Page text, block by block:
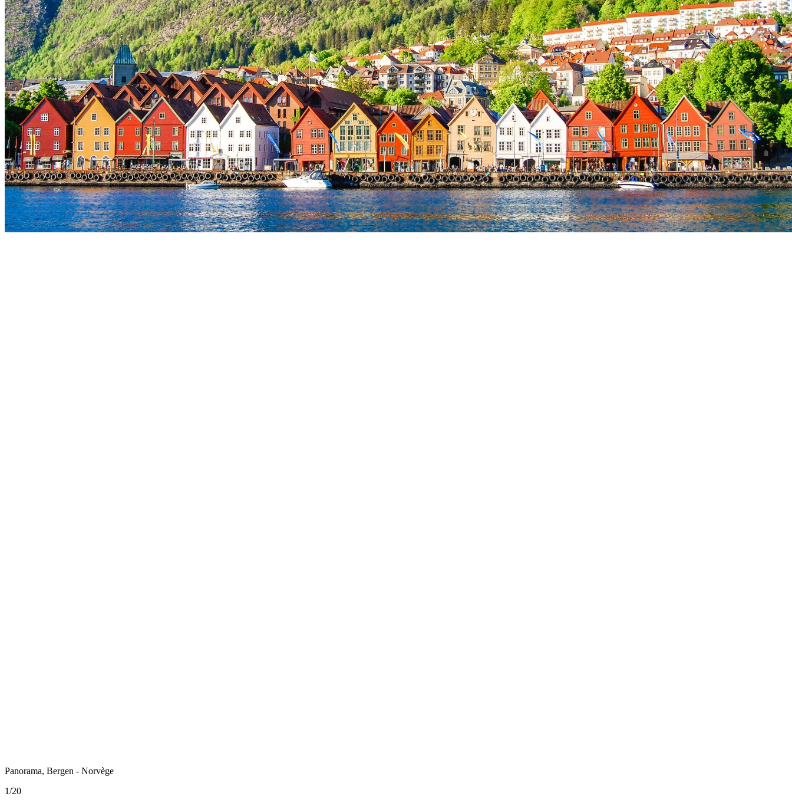
Panorama, Bergen - Norvège
1/20